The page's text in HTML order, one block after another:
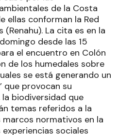
de la Costa
ellas conforman la Red
(Renahu). La cita es en la
desde las 15
el encuentro en Colón
de los humedales sobre
se está generando un
que provocan su
biodiversidad que
temas referidos a la
normativos en la
sociales